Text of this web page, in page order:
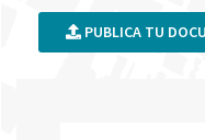
PUBLICA TU